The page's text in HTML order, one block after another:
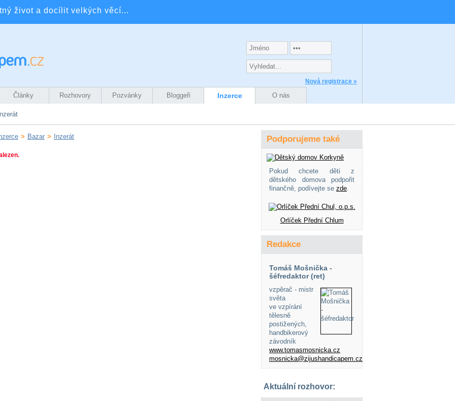
život a docílit velkých věcí...
Nová registrace »
Články Rozhovory Pozvánky Bloggeři Inzerce O nás
> Bazar > Inzerát Podporujeme také
Pokud chcete děti z
dětského domova podpořit
finančně, podívejte se zde.
Orlíček Přední Chlum
Redakce
Tomáš Mošnička -
šéfredaktor (ret)
vzpěrač - mistr
světa
ve vzpírání
tělesně
postižených,
handbikerový
závodník
www.tomasmosnicka.cz
mosnicka@zijushandicapem.cz
Aktuální rozhovor: